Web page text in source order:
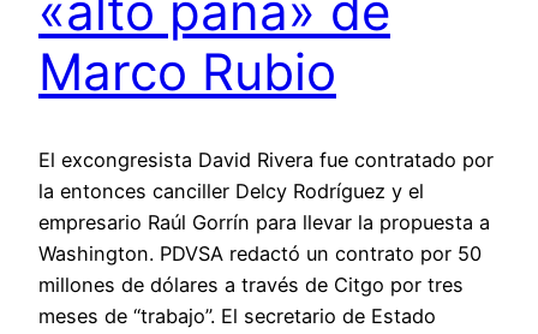
Marco Rubio
El excongresista David Rivera fue contratado por
la entonces canciller Delcy Rodríguez y el
empresario Raúl Gorrín para llevar la propuesta a
Washington. PDVSA redactó un contrato por 50
millones de dólares a través de Citgo por tres
meses de “trabajo”. El secretario de Estado